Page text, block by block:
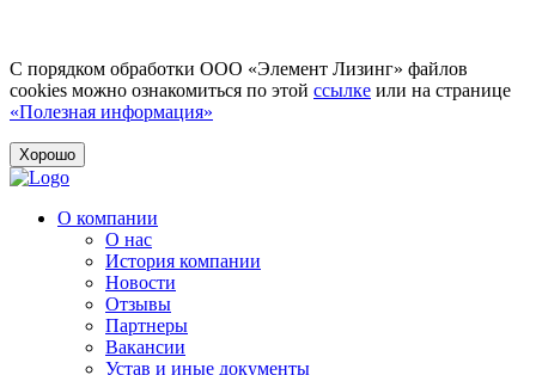
С порядком обработки ООО «Элемент Лизинг» файлов
cookies можно ознакомиться по этой ссылке или на странице
«Полезная информация»
Хорошо
О компании
О нас
История компании
Новости
Отзывы
Партнеры
Вакансии
Устав и иные документы